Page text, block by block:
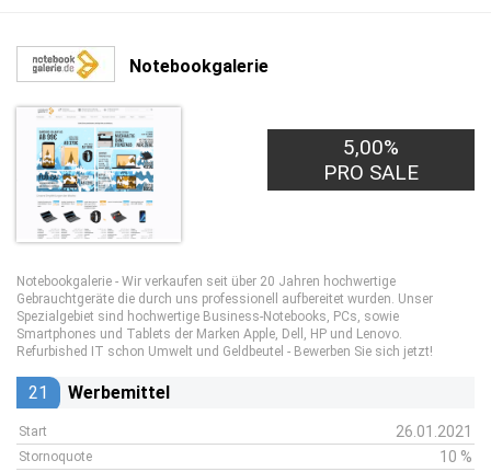
Notebookgalerie
5,00%
PRO SALE
Notebookgalerie - Wir verkaufen seit über 20 Jahren hochwertige
Gebrauchtgeräte die durch uns professionell aufbereitet wurden. Unser
Spezialgebiet sind hochwertige Business-Notebooks, PCs, sowie
Smartphones und Tablets der Marken Apple, Dell, HP und Lenovo.
Refurbished IT schon Umwelt und Geldbeutel - Bewerben Sie sich jetzt!
21 Werbemittel
Start 26.01.2021
Stornoquote 10 %